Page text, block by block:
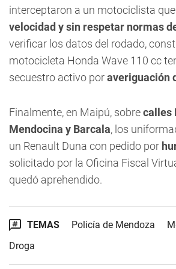
interceptaron a un motociclista que
velocidad y sin respetar normas
verificar los datos del rodado,
motocicleta Honda Wave 110 cc
secuestro activo poraveriguación
Finalmente, en Maipú, sobrecalles
Mendocina y Barcala, los
un Renault Duna con pedido por
solicitado por la Oficina Fiscal
quedó aprehendido.
TEMAS Policía de Mendoza
Droga